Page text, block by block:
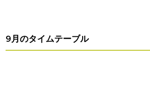
9月のタイムテーブル